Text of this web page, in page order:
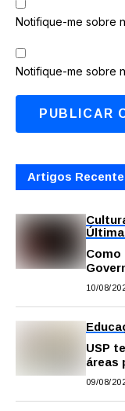
Notifique-me sobre
Notifique-me sobre
Artigos
Como
fazer
10/08/
USP
áreas
09/08/